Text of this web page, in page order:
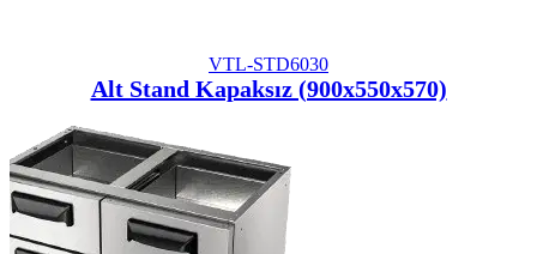
VTL-STD6030
Alt Stand Kapaksız (900x550x570)